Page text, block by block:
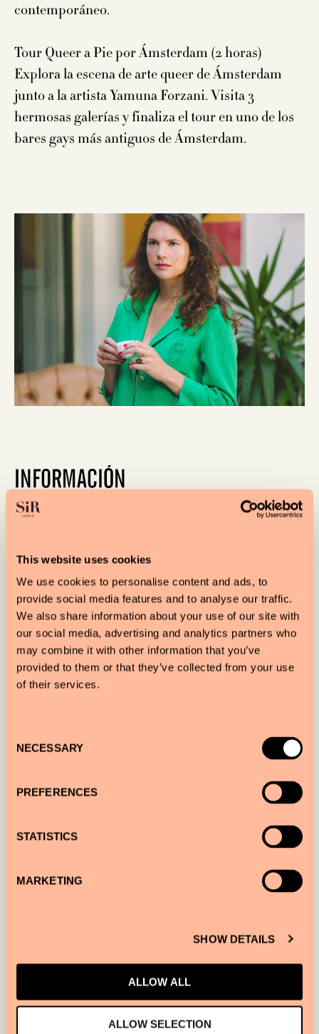
This website uses cookies
We use cookies to personalise content and ads, to
provide social media features and to analyse our traffic.
We also share information about your use of our site with
our social media, advertising and analytics partners who
may combine it with other information that you’ve
provided to them or that they’ve collected from your use
of their services.
Selection
NECESSARY
PREFERENCES
STATISTICS
MARKETING
SHOW DETAILS
ALLOW ALL
ALLOW SELECTION
contemporáneo.
Tour Queer a Pie por Ámsterdam (2 horas)
Explora la escena de arte queer de Ámsterdam
junto a la artista Yamuna Forzani. Visita 3
hermosas galerías y finaliza el tour en uno de los
bares gays más antiguos de Ámsterdam.
INFORMACIÓN
PRECIO:
220 euros por 2 horas, sin incluir entradas a los
museos
PARTICIPANTES:
1 - 6
¡RELLENA EL FORMULARIO DE
ABAJO!